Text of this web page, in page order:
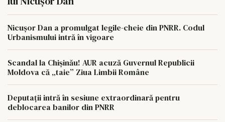
Nicușor Dan a promulgat legile-cheie din PNRR. Codul
Urbanismului intră în vigoare
Scandal la Chișinău! AUR acuză Guvernul Republicii
Moldova că „taie” Ziua Limbii Române
Deputații intră în sesiune extraordinară pentru
deblocarea banilor din PNRR